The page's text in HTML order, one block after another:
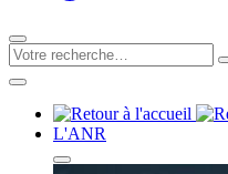
L'ANR